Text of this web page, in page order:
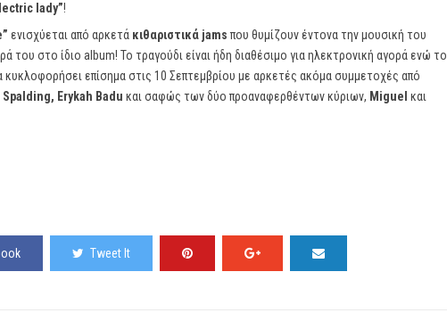
lady”!
ενισχύεται από αρκετά κιθαριστικά jamsπου θυμίζουν έντονα την μουσική του
του στο ίδιο album! Το τραγούδι είναι ήδη διαθέσιμο για ηλεκτρονική αγορά ενώ το
κυκλοφορήσει επίσημα στις 10 Σεπτεμβρίου με αρκετές ακόμα συμμετοχές από
Erykah Badu και σαφώς των δύο προαναφερθέντων κύριων, Miguel και
Tweet It